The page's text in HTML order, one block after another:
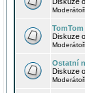
Moderátoři
TomTom
Diskuze
Moderátoři
Ostatní
Diskuze
Moderátoři